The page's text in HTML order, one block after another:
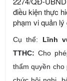
điều kiện thực
phạm vi quản
Cụ thể: Lĩnh
TTHC: Cho
thẩm quyền